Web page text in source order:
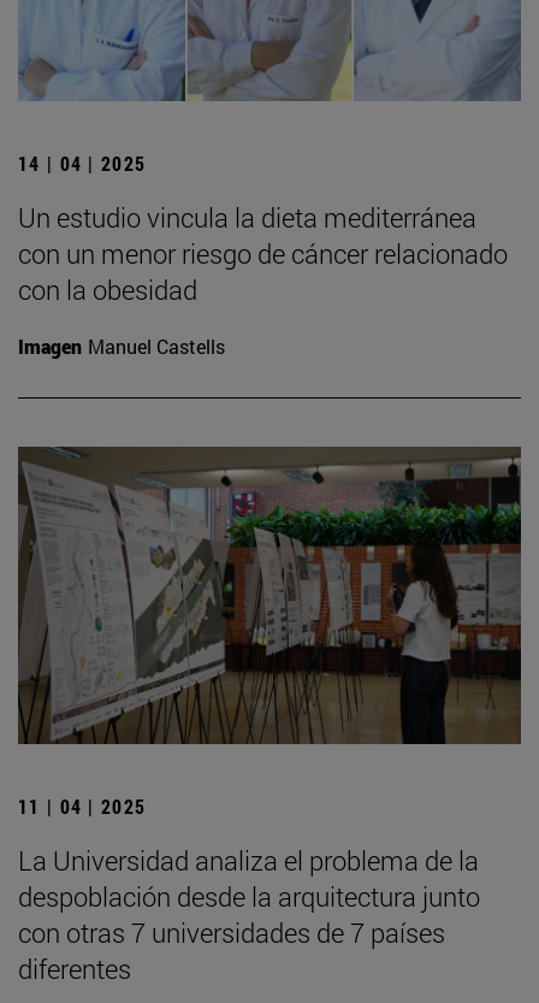
14 | 04 | 2025
Un estudio vincula la dieta mediterránea
con un menor riesgo de cáncer relacionado
con la obesidad
Imagen Manuel Castells
11 | 04 | 2025
La Universidad analiza el problema de la
despoblación desde la arquitectura junto
con otras 7 universidades de 7 países
diferentes